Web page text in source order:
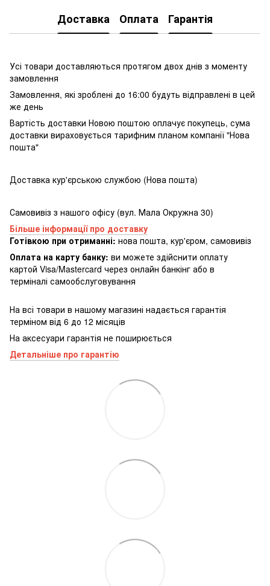
Доставка Оплата Гарантія
Усі товари доставляються протягом двох днів з моменту
замовлення
Замовлення, які зроблені до 16:00 будуть відправлені в цей
же день
Вартість доставки Новою поштою оплачує покупець, сума
доставки вираховується тарифним планом компанії "Нова
пошта"
Доставка кур'єрською службою (Нова пошта)
Самовивіз з нашого офісу (вул. Мала Окружна 30)
Більше інформації про доставку
Готівкою при отриманні: нова пошта, кур'єром, самовивіз
Оплата на карту банку: ви можете здійснити оплату
картой Visa/Mastercard через онлайн банкінг або в
терміналі самообслуговування
На всі товари в нашому магазині надається гарантія
терміном від 6 до 12 місяців
На аксесуари гарантія не поширюється
Детальніше про гарантію